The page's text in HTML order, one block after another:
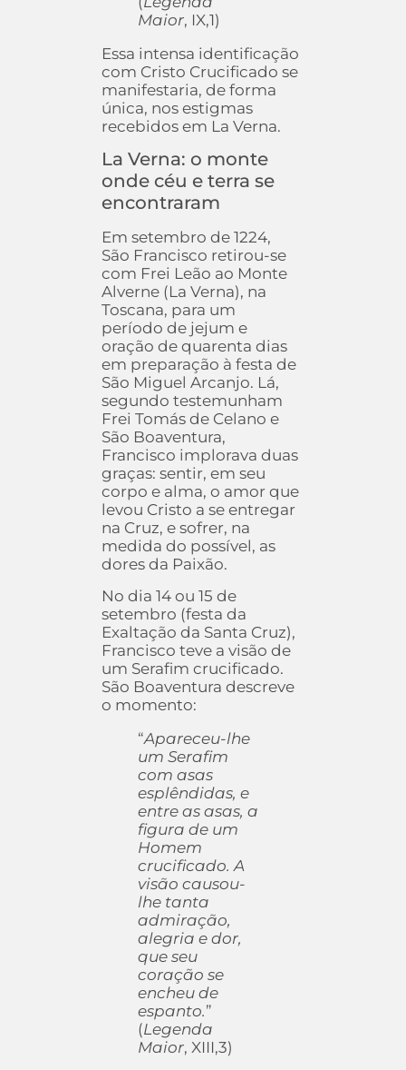
Maior, IX,1)
Essa intensa identificação
com Cristo Crucificado se
manifestaria, de forma
única, nos estigmas
recebidos em La Verna.
La Verna: o monte
onde céu e terra se
encontraram
Em setembro de 1224,
São Francisco retirou-se
com Frei Leão ao Monte
Alverne (La Verna), na
Toscana, para um
período de jejum e
oração de quarenta dias
em preparação à festa de
São Miguel Arcanjo. Lá,
segundo testemunham
Frei Tomás de Celano e
São Boaventura,
Francisco implorava duas
graças: sentir, em seu
corpo e alma, o amor que
levou Cristo a se entregar
na Cruz, e sofrer, na
medida do possível, as
dores da Paixão.
No dia 14 ou 15 de
setembro (festa da
Exaltação da Santa Cruz),
Francisco teve a visão de
um Serafim crucificado.
São Boaventura descreve
o momento:
“Apareceu-lhe
um Serafim
com asas
esplêndidas, e
entre as asas, a
figura de um
Homem
crucificado. A
visão causou-
lhe tanta
admiração,
alegria e dor,
que seu
coração se
encheu de
espanto.”
(Legenda
Maior, XIII,3)